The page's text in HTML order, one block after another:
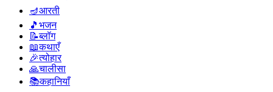
🪔आरती
🎵 भजन
📝ब्लॉग
📖कथाएँ
🎉त्योहार
🙏चालीसा
📚कहानियाँ